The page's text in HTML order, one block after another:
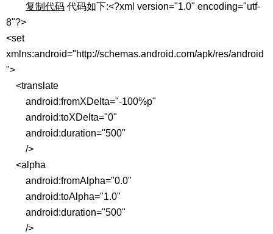
复制代码 代码如下:<?xml version="1.0" encoding="utf-
8"?>
<set
xmlns:android="http://schemas.android.com/apk/res/android
">
<translate
android:fromXDelta="-100%p"
android:toXDelta="0"
android:duration="500"
/>
<alpha
android:fromAlpha="0.0"
android:toAlpha="1.0"
android:duration="500"
/>